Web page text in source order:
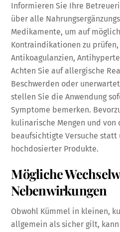
Informieren Sie Ihre
über alle
Medikamente, um auf
Kontraindikationen zu
Antikoagulanzien,
Achten Sie auf allergische
Beschwerden oder
stellen Sie die Anwendung
Symptome bemerken.
kulinarische Mengen und von
beaufsichtigte Versuche
hochdosierter Produkte.
Mögliche
Nebenwirkungen
Obwohl Kümmel in kleinen,
allgemein als sicher gilt,